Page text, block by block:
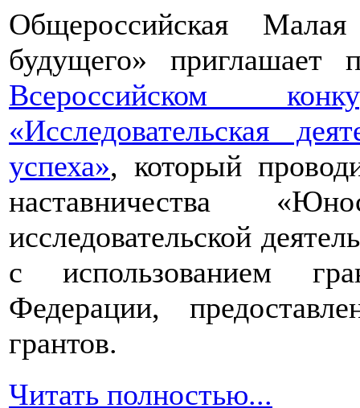
Общероссийская
будущего» приглашает
Всероссийском
«Исследовательская
успеха», который
наставничества
исследовательской
с использованием
Федерации,
грантов.
Читать полностью...